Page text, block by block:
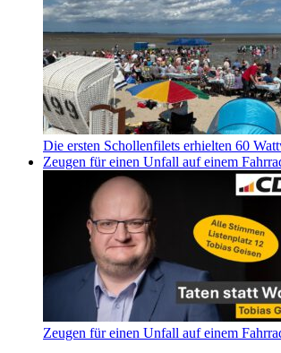
Die ersten Schollenfilets erhielten 60
Zeugen für einen Unfall auf einem
Zeugen für einen Unfall auf einem